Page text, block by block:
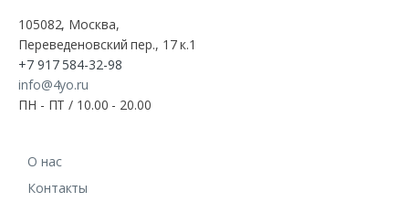
105082, Москва,
Переведеновский пер., 17 к.1
+7 917 584-32-98
info@4yo.ru
ПН - ПТ / 10.00 - 20.00
О нас
Контакты